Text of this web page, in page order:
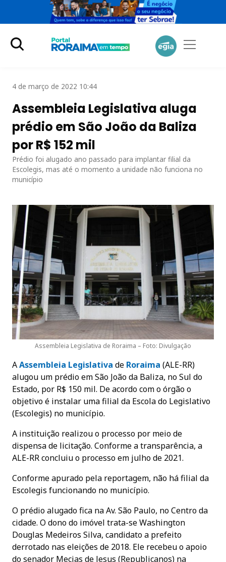
4 de março de 2022 10:44
Assembleia Legislativa aluga
prédio em São João da Baliza
por R$ 152 mil
Prédio foi alugado ano passado para implantar filial da
Escolegis, mas até o momento a unidade não funciona no
município
Assembleia Legislativa de Roraima – Foto: Divulgação
AAssembleia Legislativa de Roraima (ALE-RR)
alugou um prédio em São João da Baliza, no Sul do
Estado, por R$ 150 mil. De acordo com o órgão o
objetivo é instalar uma filial da Escola do Legislativo
(Escolegis) no município.
A instituição realizou o processo por meio de
dispensa de licitação. Conforme a transparência, a
ALE-RR concluiu o processo em julho de 2021.
Conforme apurado pela reportagem, não há filial da
Escolegis funcionando no município.
O prédio alugado fica na Av. São Paulo, no Centro da
cidade. O dono do imóvel trata-se Washington
Douglas Medeiros Silva, candidato a prefeito
derrotado nas eleições de 2018. Ele recebeu o apoio
do senador Mecias de Jesus (Republicanos) na